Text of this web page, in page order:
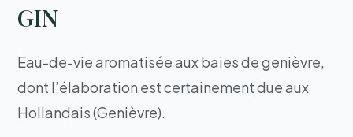
GIN
Eau-de-vie aromatisée aux baies de genièvre,
dont l’élaboration est certainement due aux
Hollandais (Genièvre).